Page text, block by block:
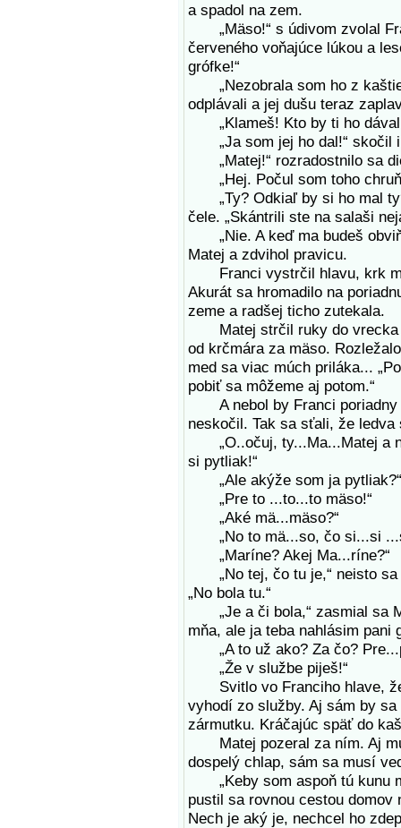
a spadol na zem.
„Mäso!“ s údivom zvolal
červeného voňajúce lúkou a
grófke!“
„Nezobrala som ho z
odplávali a jej dušu teraz
„Klameš! Kto by ti ho
„Ja som jej ho dal!“ skočil
„Matej!“ rozradostnilo sa
„Hej. Počul som toho
„Ty? Odkiaľ by si ho mal
čele. „Skántrili ste na salaši
„Nie. A keď ma budeš
Matej a zdvihol pravicu.
Franci vystrčil hlavu, krk
Akurát sa hromadilo na
zeme a radšej ticho zutekala.
Matej strčil ruky do vrecka
od krčmára za mäso.
med sa viac múch priláka...
pobiť sa môžeme aj potom.“
A nebol by Franci poriadny
neskočil. Tak sa sťali, že
„O..očuj, ty...Ma...Matej a
si pytliak!“
„Ale akýže som ja
„Pre to ...to...to mäso!“
„Aké mä...mäso?“
„No to mä...so, čo si...si
„Maríne? Akej Ma...ríne?“
„No tej, čo tu je,“ neisto sa
„No bola tu.“
„Je a či bola,“ zasmial sa
mňa, ale ja teba nahlásim pani
„A to už ako? Za čo?
„Že v službe piješ!“
Svitlo vo Franciho hlave, že
vyhodí zo služby. Aj sám by
zármutku. Kráčajúc späť do
Matej pozeral za ním. Aj mu
dospelý chlap, sám sa musí
„Keby som aspoň tú kunu
pustil sa rovnou cestou
Nech je aký je, nechcel ho